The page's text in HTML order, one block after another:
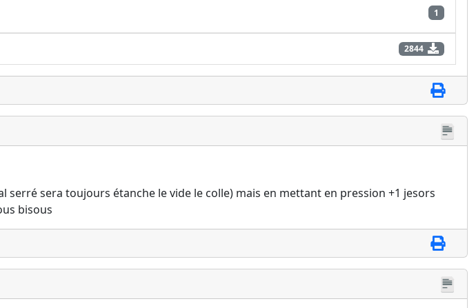
1
2844
sera toujours étanche le vide le colle) mais en mettant en pression +1 jesors
bisous